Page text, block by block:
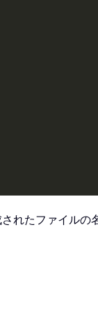
れたファイルの